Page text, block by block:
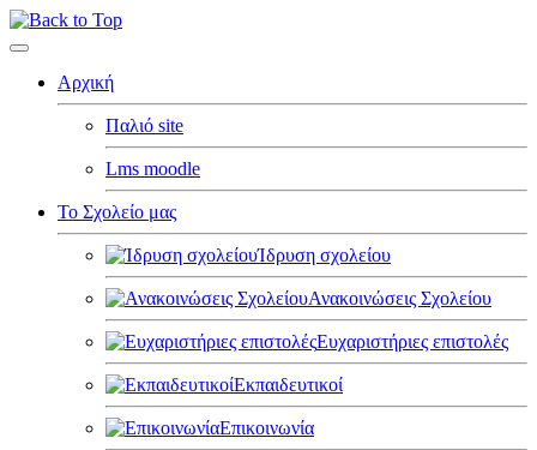
Αρχική
Παλιό site
Lms moodle
Το Σχολείο μας
Ίδρυση σχολείου
Ανακοινώσεις Σχολείου
Ευχαριστήριες επιστολές
Εκπαιδευτικοί
Επικοινωνία